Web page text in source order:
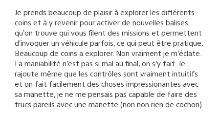
Je prends beaucoup de plaisir à explorer les différents
coins et à y revenir pour activer de nouvelles balises
qu’on trouve qui vous filent des missions et permettent
d’invoquer un véhicule parfois, ce qui peut être pratique.
Beaucoup de coins a explorer. Non vraiment je m’éclate.
La maniabilité n’est pas si mal au final, on s’y fait. Je
rajoute même que les contrôles sont vraiment intuitifs
et on fait facilement des choses impressionantes avec
sa manette, je ne me pensais pas capable de faire des
trucs pareils avec une manette (non non rien de cochon).